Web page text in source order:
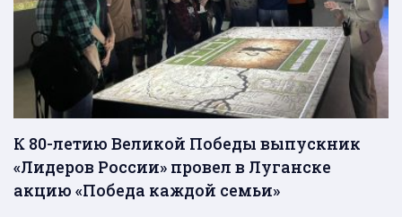
К 80-летию Великой Победы выпускник
«Лидеров России» провел в Луганске
акцию «Победа каждой семьи»